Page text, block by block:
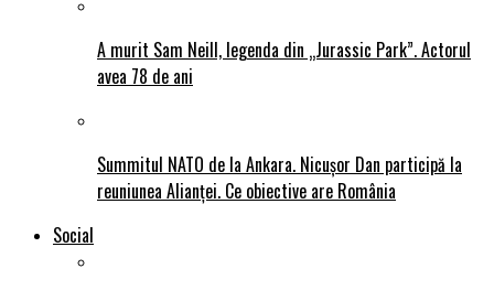
A murit Sam Neill, legenda din „Jurassic Park”. Actorul
avea 78 de ani
Summitul NATO de la Ankara. Nicușor Dan participă la
reuniunea Alianței. Ce obiective are România
Social